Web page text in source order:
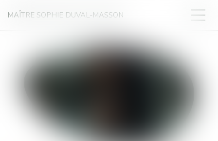
MAÎTRE SOPHIE DUVAL-MASSON